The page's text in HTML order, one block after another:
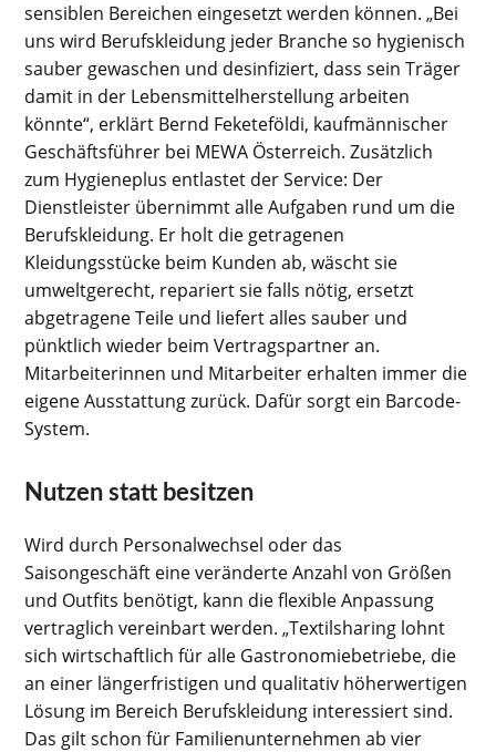
sensiblen Bereichen eingesetzt werden können. „Bei
uns wird Berufskleidung jeder Branche so hygienisch
sauber gewaschen und desinfiziert, dass sein Träger
damit in der Lebensmittelherstellung arbeiten
könnte“, erklärt Bernd Feketeföldi, kaufmännischer
Geschäftsführer bei MEWA Österreich. Zusätzlich
zum Hygieneplus entlastet der Service: Der
Dienstleister übernimmt alle Aufgaben rund um die
Berufskleidung. Er holt die getragenen
Kleidungsstücke beim Kunden ab, wäscht sie
umweltgerecht, repariert sie falls nötig, ersetzt
abgetragene Teile und liefert alles sauber und
pünktlich wieder beim Vertragspartner an.
Mitarbeiterinnen und Mitarbeiter erhalten immer die
eigene Ausstattung zurück. Dafür sorgt ein Barcode-
System.
Nutzen statt besitzen
Wird durch Personalwechsel oder das
Saisongeschäft eine veränderte Anzahl von Größen
und Outfits benötigt, kann die flexible Anpassung
vertraglich vereinbart werden. „Textilsharing lohnt
sich wirtschaftlich für alle Gastronomiebetriebe, die
an einer längerfristigen und qualitativ höherwertigen
Lösung im Bereich Berufskleidung interessiert sind.
Das gilt schon für Familienunternehmen ab vier